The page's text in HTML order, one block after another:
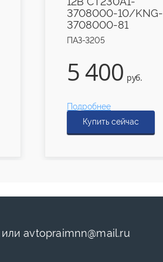
3708000-10/KNG-
3708000-81
ПАЗ-3205
5 400 руб.
Подробнее
Купить сейчас
илиavtopraimnn@mail.ru